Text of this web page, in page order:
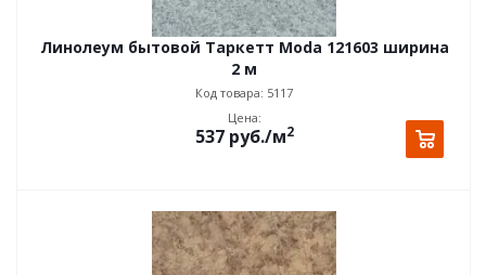
Линолеум бытовой Таркетт Moda 121603 ширина
2 м
Код товара: 5117
Цена:
537руб./м2